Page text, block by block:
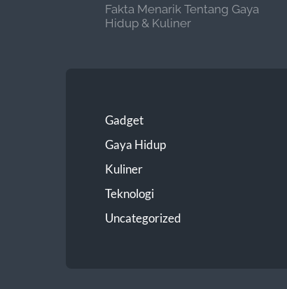
Fakta Menarik Tentang Gaya
Hidup & Kuliner
Gadget
Gaya Hidup
Kuliner
Teknologi
Uncategorized